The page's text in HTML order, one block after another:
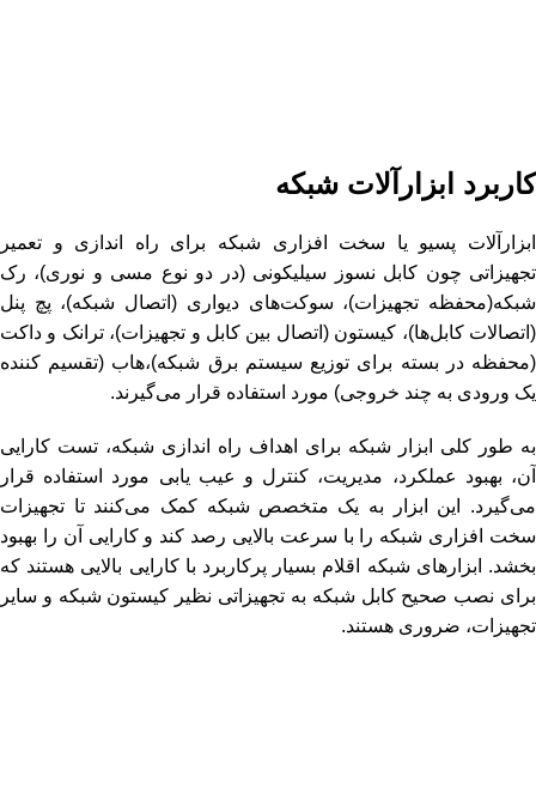
کاربرد ابزارآلات شبکه
ابزارآلات پسیو یا سخت افزاری شبکه برای راه اندازی و تعمیر
تجهیزاتی چون کابل نسوز سیلیکونی (در دو نوع مسی و نوری)، رک
شبکه(محفظه تجهیزات)، سوکت‌های دیواری (اتصال شبکه)، پچ پنل
(اتصالات کابل‌ها)، کیستون (اتصال بین کابل و تجهیزات)، ترانک و داکت
(محفظه در بسته برای توزیع سیستم برق شبکه)،‌هاب (تقسیم کننده
یک ورودی به چند خروجی) مورد استفاده قرار می‌گیرند.
به طور کلی ابزار شبکه برای اهداف راه اندازی شبکه، تست کارایی
آن، بهبود عملکرد، مدیریت، کنترل و عیب یابی مورد استفاده قرار
می‌گیرد. این ابزار به یک متخصص شبکه کمک می‌کنند تا تجهیزات
سخت افزاری شبکه را با سرعت بالایی رصد کند و کارایی آن را بهبود
بخشد. ابزارهای شبکه اقلام بسیار پرکاربرد با کارایی بالایی هستند که
برای نصب صحیح کابل شبکه به تجهیزاتی نظیر کیستون شبکه و سایر
تجهیزات، ضروری هستند.